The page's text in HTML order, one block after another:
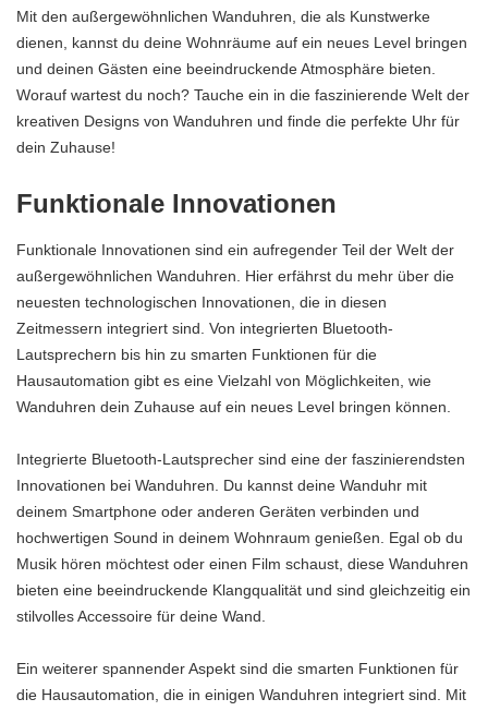
Mit den außergewöhnlichen Wanduhren, die als Kunstwerke
dienen, kannst du deine Wohnräume auf ein neues Level bringen
und deinen Gästen eine beeindruckende Atmosphäre bieten.
Worauf wartest du noch? Tauche ein in die faszinierende Welt der
kreativen Designs von Wanduhren und finde die perfekte Uhr für
dein Zuhause!
Funktionale Innovationen
Funktionale Innovationen sind ein aufregender Teil der Welt der
außergewöhnlichen Wanduhren. Hier erfährst du mehr über die
neuesten technologischen Innovationen, die in diesen
Zeitmessern integriert sind. Von integrierten Bluetooth-
Lautsprechern bis hin zu smarten Funktionen für die
Hausautomation gibt es eine Vielzahl von Möglichkeiten, wie
Wanduhren dein Zuhause auf ein neues Level bringen können.
Integrierte Bluetooth-Lautsprecher sind eine der faszinierendsten
Innovationen bei Wanduhren. Du kannst deine Wanduhr mit
deinem Smartphone oder anderen Geräten verbinden und
hochwertigen Sound in deinem Wohnraum genießen. Egal ob du
Musik hören möchtest oder einen Film schaust, diese Wanduhren
bieten eine beeindruckende Klangqualität und sind gleichzeitig ein
stilvolles Accessoire für deine Wand.
Ein weiterer spannender Aspekt sind die smarten Funktionen für
die Hausautomation, die in einigen Wanduhren integriert sind. Mit